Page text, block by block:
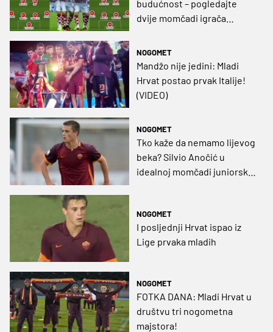
budućnost – pogledajte
dvije momčadi igrača
(GRAFIKA)
NOGOMET
Mandžo nije jedini: Mladi
Hrvat postao prvak Italije!
(VIDEO)
NOGOMET
Tko kaže da nemamo lijevog
beka? Silvio Anočić u
idealnoj momčadi juniorske
NOGOMET
I posljednji Hrvat ispao iz
Lige prvaka mladih
NOGOMET
FOTKA DANA: Mladi Hrvat u
društvu tri nogometna
majstora!